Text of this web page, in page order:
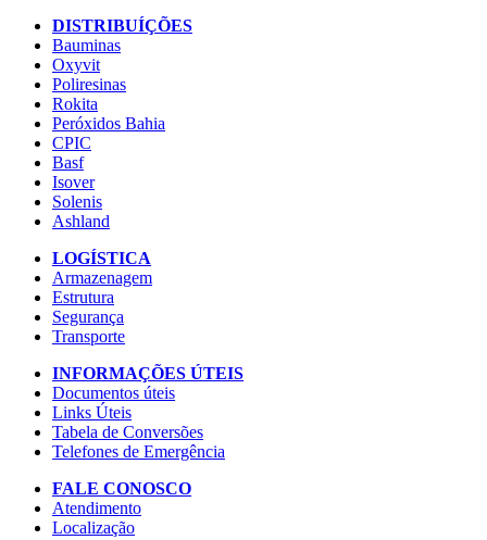
DISTRIBUÍÇÕES
Bauminas
Oxyvit
Poliresinas
Rokita
Peróxidos Bahia
CPIC
Basf
Isover
Solenis
Ashland
LOGÍSTICA
Armazenagem
Estrutura
Segurança
Transporte
INFORMAÇÕES ÚTEIS
Documentos úteis
Links Úteis
Tabela de Conversões
Telefones de Emergência
FALE CONOSCO
Atendimento
Localização